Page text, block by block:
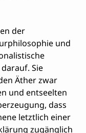
der
und
Sie
Äther zwar
und entseelten
dass
letztlich einer
zugänglich